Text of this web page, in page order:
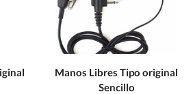
Manos Libres Tipo original
Sencillo